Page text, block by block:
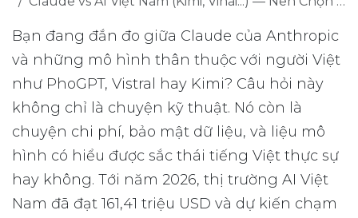
Bạn đang đắn đo giữa Claude của Anthropic
và những mô hình thân thuộc với người Việt
như PhoGPT, Vistral hay Kimi? Câu hỏi này
không chỉ là chuyện kỹ thuật. Nó còn là
chuyện chi phí, bảo mật dữ liệu, và liệu mô
hình có hiểu được sắc thái tiếng Việt thực sự
hay không. Tới năm 2026, thị trường AI Việt
Nam đã đạt 161,41 triệu USD và dự kiến chạm